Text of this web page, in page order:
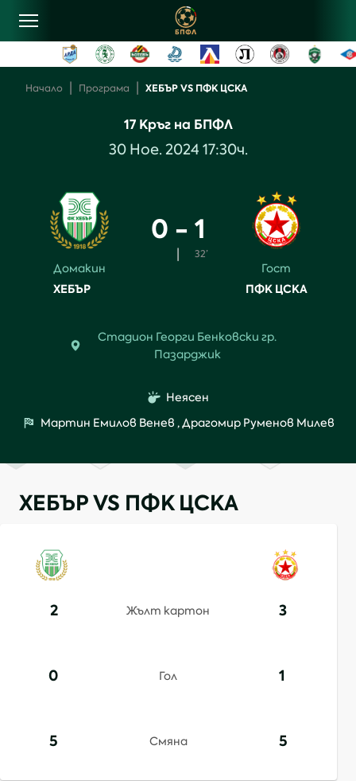
Начало Програма ХЕБЪР VS ПФК ЦСКА
17Кръг на БПФЛ
30 Ное. 2024 17:30ч.
Домакин
ХЕБЪР
0 - 1
32’
Гост
ПФК ЦСКА
Стадион Георги Бенковски гр.
Пазарджик
Неясен
Мартин Емилов Венев ,Драгомир Руменов Милев
ХЕБЪР VS ПФК ЦСКА
2 Жълт картон 3
0 Гол 1
5 Смяна 5